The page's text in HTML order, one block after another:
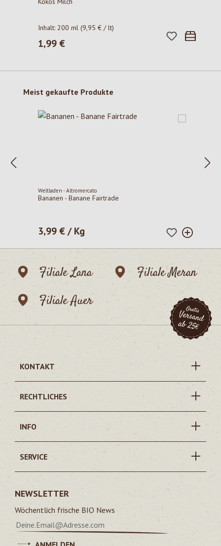
Inhalt:200 ml(9,95 € / lt)
Regulärer Preis:
1,99 €
Produktgalerie überspringen
Meist gekaufte Produkte
Weltladen - Altromercato
Bananen - Banane Fairtrade
Regulärer Preis:
3,99 € / Kg
Filiale Lana
Filiale Meran
Filiale Auer
KONTAKT
RECHTLICHES
INFO
SERVICE
NEWSLETTER
Wöchentlich frische BIO News